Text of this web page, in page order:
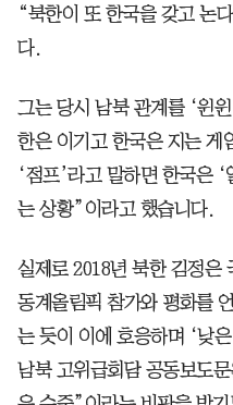
“북한이 또 한국을 갖고 논
다.
그는 당시 남북 관계를 ‘윈
한은 이기고 한국은 지는 게
‘점프’라고 말하면 한국은
는 상황”이라고 했습니다.
실제로 2018년 북한 김정은
동계올림픽 참가와 평화를
는 듯이 이에 호응하며 ‘낮
남북 고위급회담 공동보도